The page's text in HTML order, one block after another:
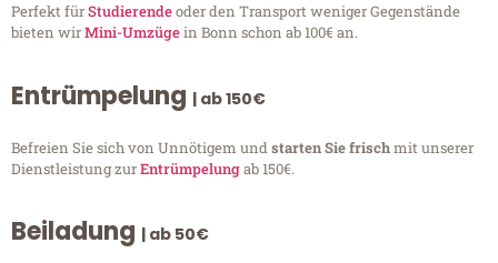
Perfekt fürStudierendeoder den Transport weniger Gegenstände
bieten wirMini-Umzügein Bonn schon ab 100€ an.
Entrümpelung | ab 150€
Befreien Sie sich von Unnötigem undstarten Sie frischmit unserer
Dienstleistung zurEntrümpelungab 150€.
Beiladung | ab 50€